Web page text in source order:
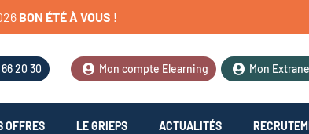
26 BON ÉTÉÀ VOUS !
20 30 Mon compte Elearning Mon
OFFRES LE GRIEPS ACTUALITÉS